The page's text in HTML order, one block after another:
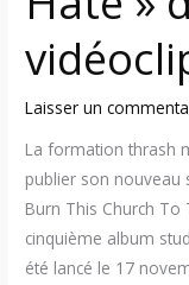
Laisser un
La formation thrash
publier son nouveau
Burn This Church
cinquième album
été lancé le 17